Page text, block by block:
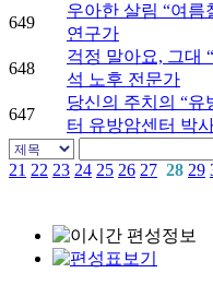
649
우아한 살림 “여름
연구가
648
걱정 말아요, 그대
석 노후 전문가
647
당신의 주치의 “유
터 유방암센터 박
21 22 23 24 25 26 27 28 29